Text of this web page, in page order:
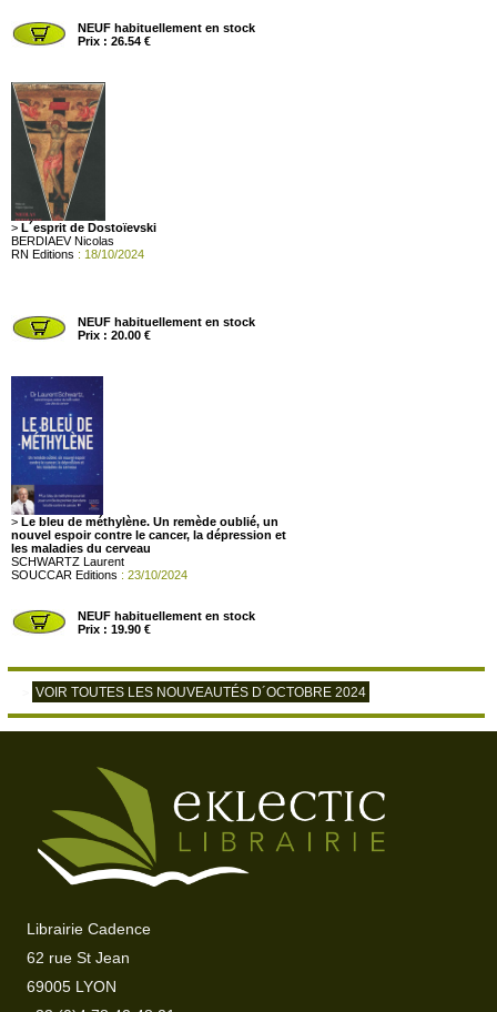
NEUF habituellement en stock
Prix : 26.54 €
> L´esprit de Dostoïevski
BERDIAEV Nicolas
RN Editions : 18/10/2024
NEUF habituellement en stock
Prix : 20.00 €
> Le bleu de méthylène. Un remède oublié, un
nouvel espoir contre le cancer, la dépression et
les maladies du cerveau
SCHWARTZ Laurent
SOUCCAR Editions : 23/10/2024
NEUF habituellement en stock
Prix : 19.90 €
VOIR TOUTES LES NOUVEAUTÉS D´OCTOBRE 2024
Librairie Cadence
62 rue St Jean
69005 LYON